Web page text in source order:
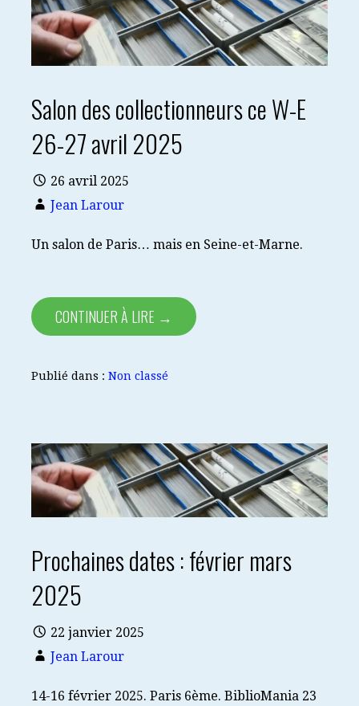
Salon des collectionneurs ce W-E
26-27 avril 2025
26 avril 2025
Jean Larour
Un salon de Paris… mais en Seine-et-Marne.
CONTINUER À LIRE →
Publié dans : Non classé
Prochaines dates : février mars
2025
22 janvier 2025
Jean Larour
14-16 février 2025. Paris 6ème. BiblioMania 23